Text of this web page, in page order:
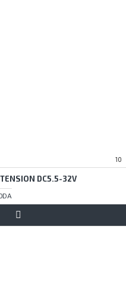
10
TENSION DC5.5-32V